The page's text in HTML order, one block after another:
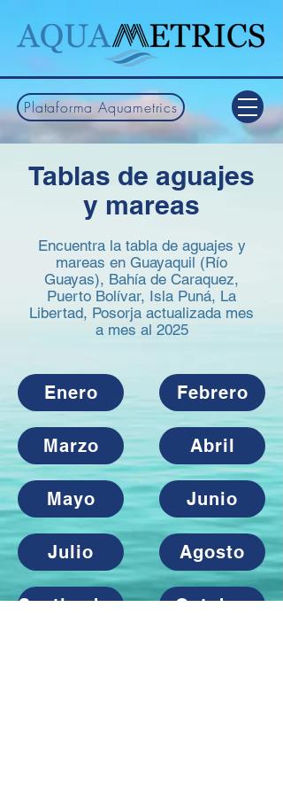
Plataforma Aquametrics
Tablas de aguajes
y mareas
Encuentra la tabla de aguajes y
mareas en Guayaquil (Río
Guayas), Bahía de Caraquez,
Puerto Bolívar, Isla Puná, La
Libertad, Posorja actualizada mes
a mes al 2025
Enero
Marzo
Mayo
Julio
Septiembre
Febrero
Abril
Junio
Agosto
Octubre